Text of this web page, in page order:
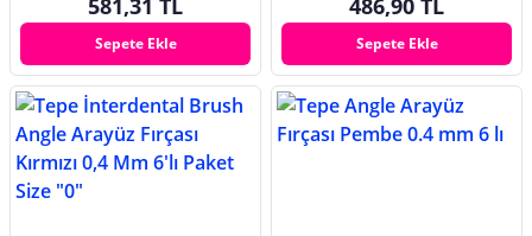
Sepete Ekle Sepete Ekle